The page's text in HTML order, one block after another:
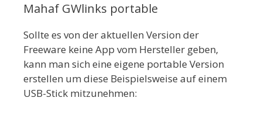
Mahaf GWlinks portable
Sollte es von der aktuellen Version der
Freeware keine App vom Hersteller geben,
kann man sich eine eigene portable Version
erstellen um diese Beispielsweise auf einem
USB-Stick mitzunehmen: